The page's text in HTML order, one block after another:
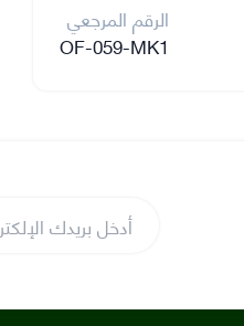
الرقم المرجعي
OF-059-MK1